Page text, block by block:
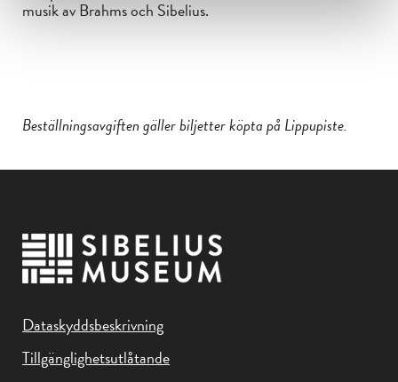
musik av Brahms och Sibelius.
Beställningsavgiften gäller biljetter köpta på Lippupiste.
Dataskyddsbeskrivning
Tillgänglighetsutlåtande